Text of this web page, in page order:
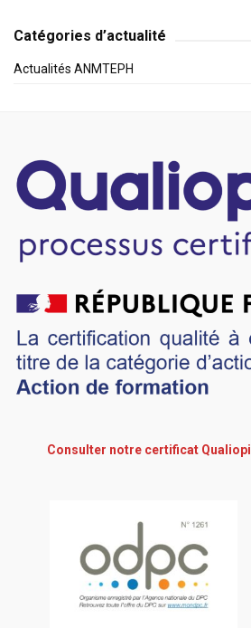
Catégories d’actualité
Actualités ANMTEPH
Consulter notre certificat Qualiopi